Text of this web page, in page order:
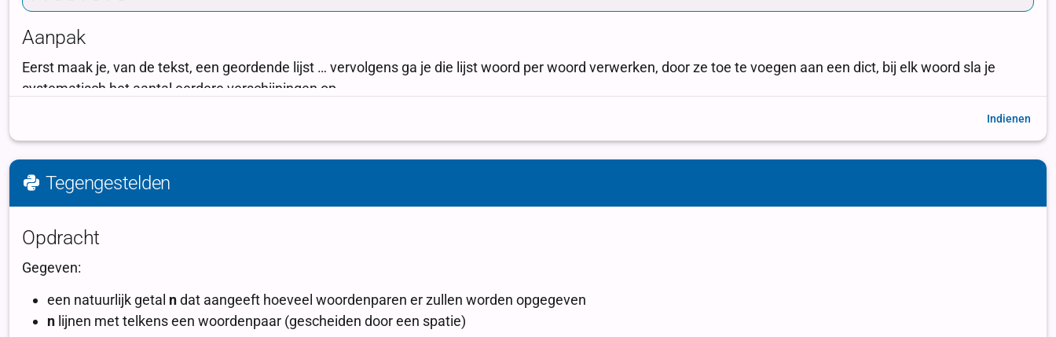
Indienen
Tegengestelden